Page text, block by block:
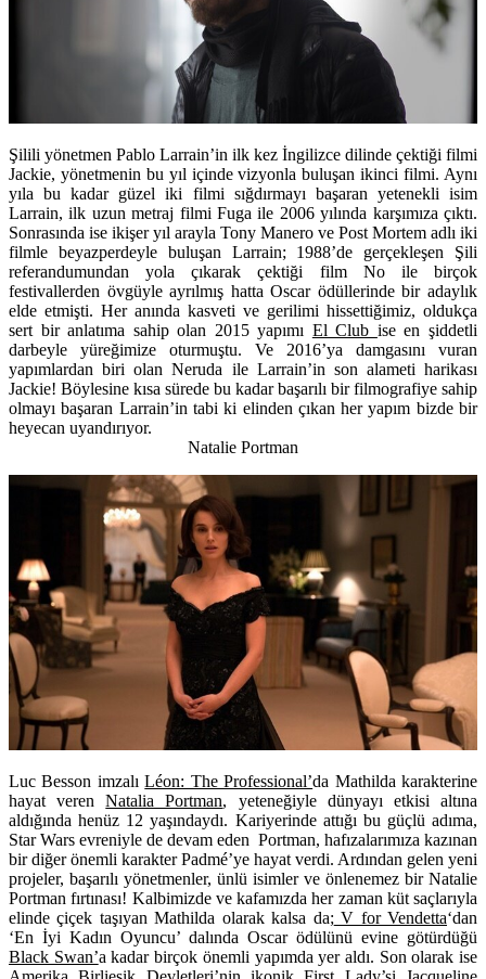
Şilili yönetmen Pablo Larrain’in ilk kez İngilizce dilinde çektiği filmi
Jackie, yönetmenin bu yıl içinde vizyonla buluşan ikinci filmi. Aynı
yıla bu kadar güzel iki filmi sığdırmayı başaran yetenekli isim
Larrain, ilk uzun metraj filmi Fuga ile 2006 yılında karşımıza çıktı.
Sonrasında ise ikişer yıl arayla Tony Manero ve Post Mortem adlı iki
filmle beyazperdeyle buluşan Larrain; 1988’de gerçekleşen Şili
referandumundan yola çıkarak çektiği film No ile birçok
festivallerden övgüyle ayrılmış hatta Oscar ödüllerinde bir adaylık
elde etmişti. Her anında kasveti ve gerilimi hissettiğimiz, oldukça
sert bir anlatıma sahip olan 2015 yapımı El Club ise en şiddetli
darbeyle yüreğimize oturmuştu. Ve 2016’ya damgasını vuran
yapımlardan biri olan Neruda ile Larrain’in son alameti harikası
Jackie! Böylesine kısa sürede bu kadar başarılı bir filmografiye sahip
olmayı başaran Larrain’in tabi ki elinden çıkan her yapım bizde bir
heyecan uyandırıyor.
Natalie Portman
Luc Besson imzalıLéon: The Professional’da Mathilda karakterine
hayat verenNatalia Portman, yeteneğiyle dünyayı etkisi altına
aldığında henüz 12 yaşındaydı. Kariyerinde attığı bu güçlü adıma,
Star Wars evreniyle de devam eden Portman, hafızalarımıza kazınan
bir diğer önemli karakter Padmé’ye hayat verdi. Ardından gelen yeni
projeler, başarılı yönetmenler, ünlü isimler ve önlenemez bir Natalie
Portman fırtınası! Kalbimizde ve kafamızda her zaman küt saçlarıyla
elinde çiçek taşıyan Mathilda olarak kalsa da; V for Vendetta‘dan
‘En İyi Kadın Oyuncu’ dalında Oscar ödülünü evine götürdüğü
Black Swan’a kadar birçok önemli yapımda yer aldı. Son olarak ise